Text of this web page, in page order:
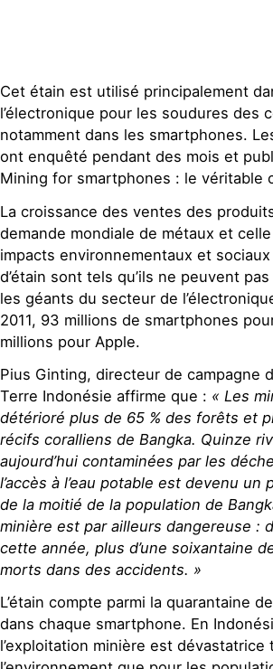
Cet étain est utilisé principalement
l’électronique pour les soudures des
notamment dans les smartphones.
ont enquêté pendant des mois et
Mining for smartphones : le véritable
La croissance des ventes des
demande mondiale de métaux et celle
impacts environnementaux et
d’étain sont tels qu’ils ne peuvent
les géants du secteur de
2011, 93 millions de smartphones
millions pour Apple.
Pius Ginting, directeur de campagne
Terre Indonésie affirme que : « Les
détérioré plus de 65 % des forêts et
récifs coralliens de Bangka. Quinze
aujourd’hui contaminées par les
l’accès à l’eau potable est devenu un
de la moitié de la population de
minière est par ailleurs dangereuse :
cette année, plus d’une soixantaine
morts dans des accidents. »
L’étain compte parmi la quarantaine
dans chaque smartphone. En
l’exploitation minière est dévastatrice